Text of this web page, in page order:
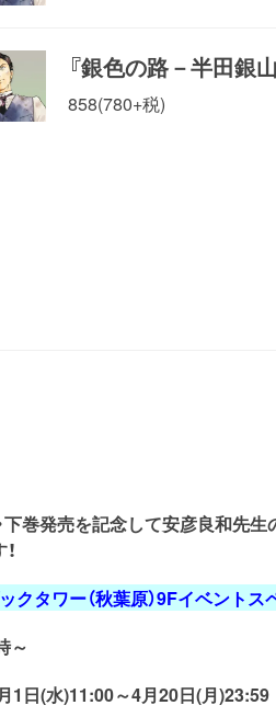
『銀色の路－半田銀
858(780+税)
下巻発売を記念して安彦良和先生
クタワー（秋葉原）9Fイベントス
～
1日(水)11:00～4月20日(月)23:59